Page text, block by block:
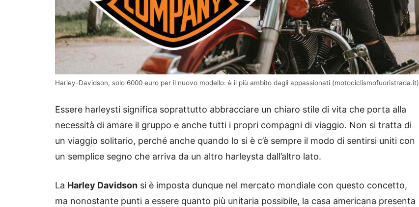
Harley-Davidson, solo 6000 euro per il nuovo modello: è il più ambito dagli appassionati (motociclismofuoristrada.it)
Essere harleysti significa soprattutto abbracciare un chiaro stile di vita che porta alla
necessità di amare il gruppo e anche tutti i propri compagni di viaggio. Non si tratta di
un viaggio solitario, perché anche quando lo si è c’è sempre il modo di sentirsi uniti con
un semplice segno che arriva da un altro harleysta dall’altro lato.
La Harley Davidson si è imposta dunque nel mercato mondiale con questo concetto,
ma nonostante punti a essere quanto più unitaria possibile, la casa americana presenta